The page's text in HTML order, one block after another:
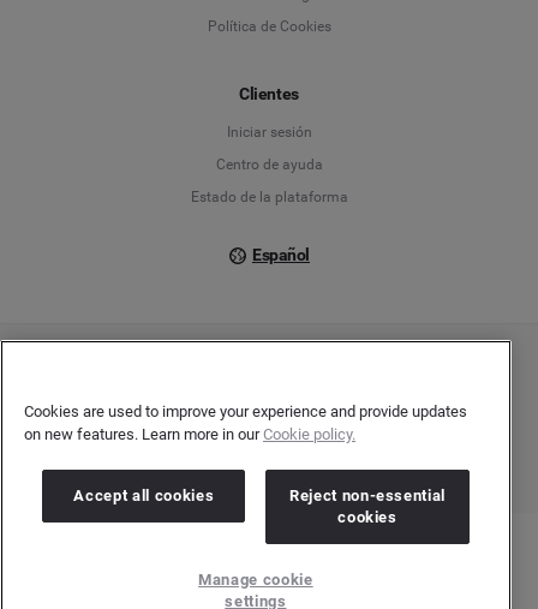
Política de Cookies
Clientes
Iniciar sesión
Centro de ayuda
Estado de la plataforma
Español
Company number: 03898053 | VAT number: 754 750 710
Cookies are used to improve your experience and provide updates
on new features. Learn more in ourCookie policy.
Accept all cookies
Reject non-essential
cookies
Manage cookie
settings